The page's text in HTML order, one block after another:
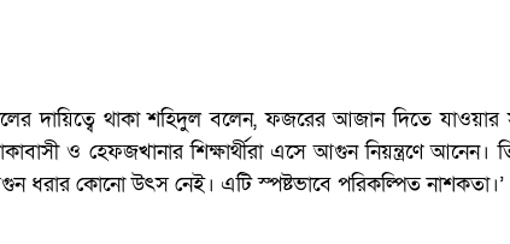
দায়িত্বে থাকা শহিদুল বলেন, ফজরের আজান দিতে
ও হেফজখানার শিক্ষার্থীরা এসে আগুন নিয়ন্ত্রণে
ধরার কোনো উৎস নেই। এটি স্পষ্টভাবে পরিকল্পিত নাশকতা।’